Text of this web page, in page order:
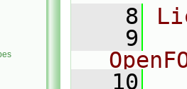
    8
    9
   10